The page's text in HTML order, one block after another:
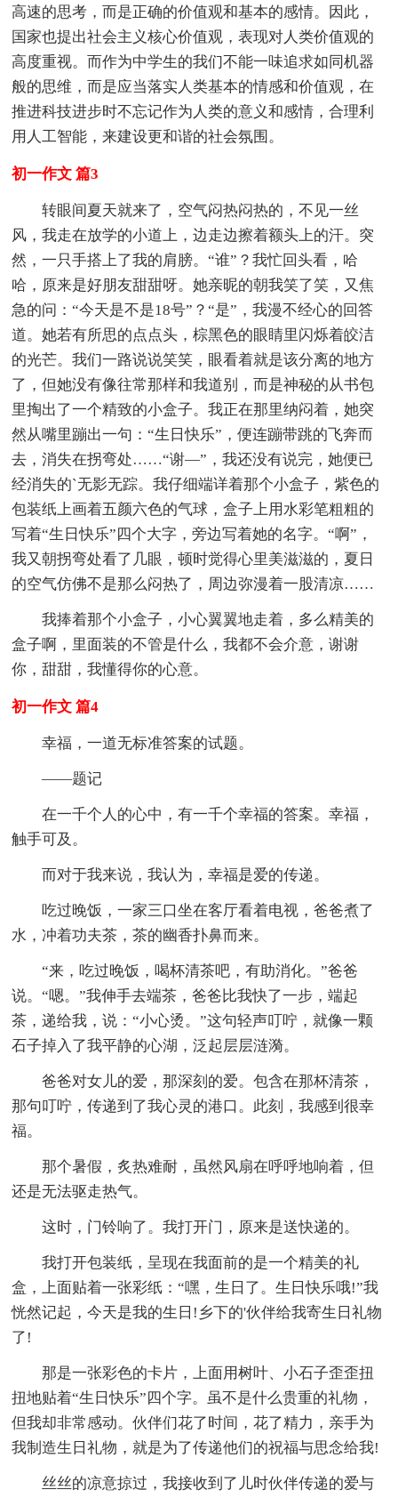
高速的思考，而是正确的价值观和基本的感情。因此，
国家也提出社会主义核心价值观，表现对人类价值观的
高度重视。而作为中学生的我们不能一味追求如同机器
般的思维，而是应当落实人类基本的情感和价值观，在
推进科技进步时不忘记作为人类的意义和感情，合理利
用人工智能，来建设更和谐的社会氛围。
初一作文 篇3
转眼间夏天就来了，空气闷热闷热的，不见一丝
风，我走在放学的小道上，边走边擦着额头上的汗。突
然，一只手搭上了我的肩膀。“谁”？我忙回头看，哈
哈，原来是好朋友甜甜呀。她亲昵的朝我笑了笑，又焦
急的问：“今天是不是18号”？“是”，我漫不经心的回答
道。她若有所思的点点头，棕黑色的眼睛里闪烁着皎洁
的光芒。我们一路说说笑笑，眼看着就是该分离的地方
了，但她没有像往常那样和我道别，而是神秘的从书包
里掏出了一个精致的小盒子。我正在那里纳闷着，她突
然从嘴里蹦出一句：“生日快乐”，便连蹦带跳的飞奔而
去，消失在拐弯处……“谢—”，我还没有说完，她便已
经消失的`无影无踪。我仔细端详着那个小盒子，紫色的
包装纸上画着五颜六色的气球，盒子上用水彩笔粗粗的
写着“生日快乐”四个大字，旁边写着她的名字。“啊”，
我又朝拐弯处看了几眼，顿时觉得心里美滋滋的，夏日
的空气仿佛不是那么闷热了，周边弥漫着一股清凉……
我捧着那个小盒子，小心翼翼地走着，多么精美的
盒子啊，里面装的不管是什么，我都不会介意，谢谢
你，甜甜，我懂得你的心意。
初一作文 篇4
幸福，一道无标准答案的试题。
——题记
在一千个人的心中，有一千个幸福的答案。幸福，
触手可及。
而对于我来说，我认为，幸福是爱的传递。
吃过晚饭，一家三口坐在客厅看着电视，爸爸煮了
水，冲着功夫茶，茶的幽香扑鼻而来。
“来，吃过晚饭，喝杯清茶吧，有助消化。”爸爸
说。“嗯。”我伸手去端茶，爸爸比我快了一步，端起
茶，递给我，说：“小心烫。”这句轻声叮咛，就像一颗
石子掉入了我平静的心湖，泛起层层涟漪。
爸爸对女儿的爱，那深刻的爱。包含在那杯清茶，
那句叮咛，传递到了我心灵的港口。此刻，我感到很幸
福。
那个暑假，炙热难耐，虽然风扇在呼呼地响着，但
还是无法驱走热气。
这时，门铃响了。我打开门，原来是送快递的。
我打开包装纸，呈现在我面前的是一个精美的礼
盒，上面贴着一张彩纸：“嘿，生日了。生日快乐哦!”我
恍然记起，今天是我的生日!乡下的'伙伴给我寄生日礼物
了!
那是一张彩色的卡片，上面用树叶、小石子歪歪扭
扭地贴着“生日快乐”四个字。虽不是什么贵重的礼物，
但我却非常感动。伙伴们花了时间，花了精力，亲手为
我制造生日礼物，就是为了传递他们的祝福与思念给我!
丝丝的凉意掠过，我接收到了儿时伙伴传递的爱与